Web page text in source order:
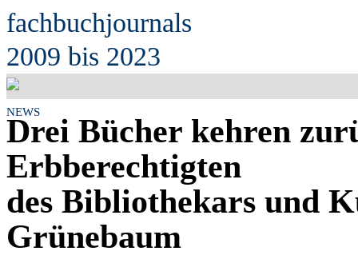
fachbuchjournals
2009 bis 2023
NEWS
Drei Bücher kehren
Erbberechtigten
des Bibliothekars und
Grünebaum